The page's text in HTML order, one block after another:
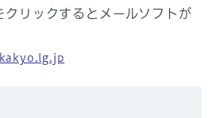
クリックするとメールソフトが